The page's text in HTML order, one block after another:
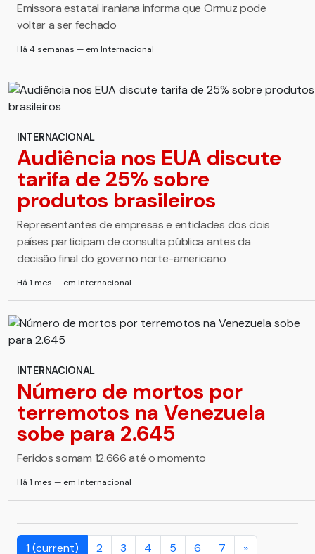
Emissora estatal iraniana informa que Ormuz pode
voltar a ser fechado
Há 4 semanas — em Internacional
INTERNACIONAL
Audiência nos EUA discute
tarifa de 25% sobre
produtos brasileiros
Representantes de empresas e entidades dos dois
países participam de consulta pública antes da
decisão final do governo norte-americano
Há 1 mes — em Internacional
INTERNACIONAL
Número de mortos por
terremotos na Venezuela
sobe para 2.645
Feridos somam 12.666 até o momento
Há 1 mes — em Internacional
1 (current) 2 3 4 5 6 7 »